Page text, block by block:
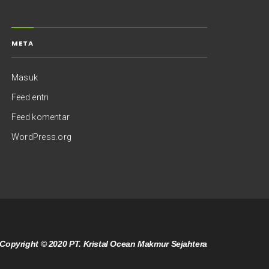
META
Masuk
Feed entri
Feed komentar
WordPress.org
Copyright © 2020 PT. Kristal Ocean Makmur Sejahtera